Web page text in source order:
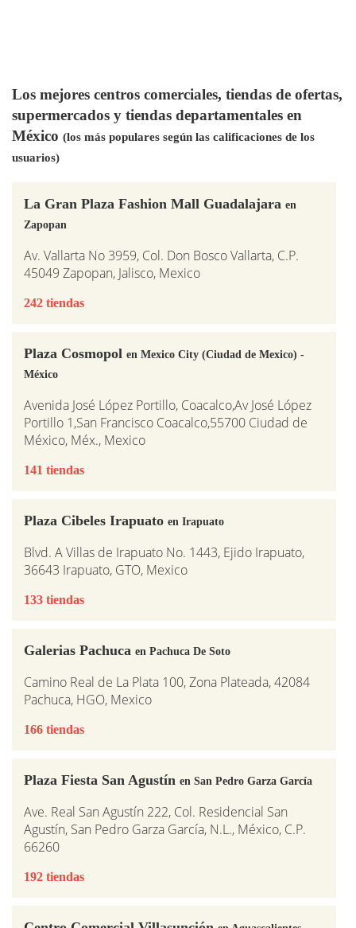
Los mejores centros comerciales, tiendas de ofertas,
supermercados y tiendas departamentales en
México (los más populares según las calificaciones de los
usuarios)
La Gran Plaza Fashion Mall Guadalajara en
Zapopan
Av. Vallarta No 3959, Col. Don Bosco Vallarta, C.P.
45049 Zapopan, Jalisco, Mexico
242 tiendas
Plaza Cosmopol en Mexico City (Ciudad de Mexico) -
México
Avenida José López Portillo, Coacalco,Av José López
Portillo 1,San Francisco Coacalco,55700 Ciudad de
México, Méx., Mexico
141 tiendas
Plaza Cibeles Irapuato en Irapuato
Blvd. A Villas de Irapuato No. 1443, Ejido Irapuato,
36643 Irapuato, GTO, Mexico
133 tiendas
Galerias Pachuca en Pachuca De Soto
Camino Real de La Plata 100, Zona Plateada, 42084
Pachuca, HGO, Mexico
166 tiendas
Plaza Fiesta San Agustín en San Pedro Garza García
Ave. Real San Agustín 222, Col. Residencial San
Agustín, San Pedro Garza García, N.L., México, C.P.
66260
192 tiendas